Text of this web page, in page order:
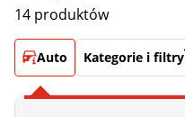
14 produktów
Auto Kategorie i filtry